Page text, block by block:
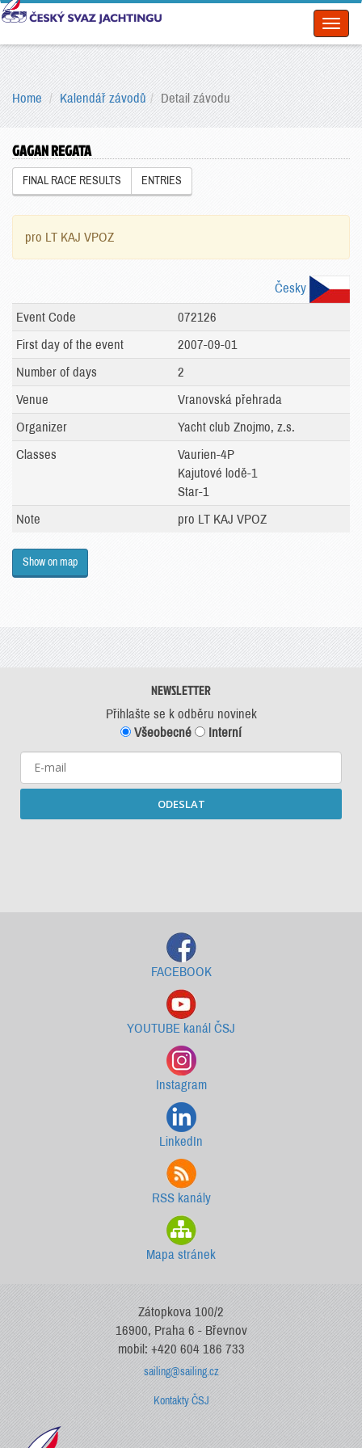
Home Kalendář závodů Detail závodu
GAGAN REGATA
FINAL RACE RESULTS ENTRIES
pro LT KAJ VPOZ
Česky
Event Code
072126
First day of the event
2007-09-01
Number of days
2
Venue
Vranovská přehrada
Organizer
Yacht club Znojmo, z.s.
Classes
Vaurien-4P
Kajutové lodě-1
Star-1
Note
pro LT KAJ VPOZ
Show on map
NEWSLETTER
Přihlašte se k odběru novinek
Všeobecné
Interní
ODESLAT
FACEBOOK
YOUTUBE kanál ČSJ
Instagram
LinkedIn
RSS kanály
Mapa stránek
Zátopkova 100/2
16900, Praha 6 - Břevnov
mobil: +420 604 186 733
sailing@sailing.cz
Kontakty ČSJ